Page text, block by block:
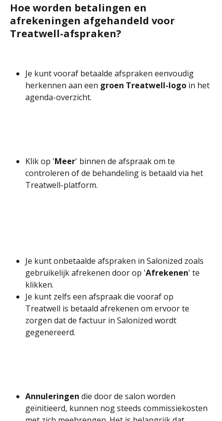
Hoe worden betalingen en
afrekeningen afgehandeld voor
Treatwell-afspraken?
Je kunt vooraf betaalde afspraken eenvoudig
herkennen aan een groen Treatwell-logo in het
agenda-overzicht.
Klik op 'Meer' binnen de afspraak om te
controleren of de behandeling is betaald via het
Treatwell-platform.
Je kunt onbetaalde afspraken in Salonized zoals
gebruikelijk afrekenen door op 'Afrekenen' te
klikken.
Je kunt zelfs een afspraak die vooraf op
Treatwell is betaald afrekenen om ervoor te
zorgen dat de factuur in Salonized wordt
gegenereerd.
Annuleringen die door de salon worden
geïnitieerd, kunnen nog steeds commissiekosten